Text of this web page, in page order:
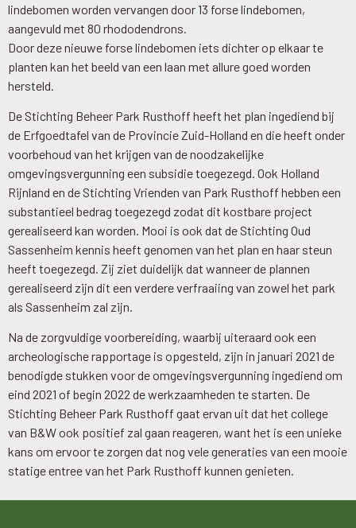
lindebomen worden vervangen door 13 forse lindebomen,
aangevuld met 80 rhododendrons.
Door deze nieuwe forse lindebomen iets dichter op elkaar te
planten kan het beeld van een laan met allure goed worden
hersteld.
De Stichting Beheer Park Rusthoff heeft het plan ingediend bij
de Erfgoedtafel van de Provincie Zuid-Holland en die heeft onder
voorbehoud van het krijgen van de noodzakelijke
omgevingsvergunning een subsidie toegezegd. Ook Holland
Rijnland en de Stichting Vrienden van Park Rusthoff hebben een
substantieel bedrag toegezegd zodat dit kostbare project
gerealiseerd kan worden. Mooi is ook dat de Stichting Oud
Sassenheim kennis heeft genomen van het plan en haar steun
heeft toegezegd. Zij ziet duidelijk dat wanneer de plannen
gerealiseerd zijn dit een verdere verfraaiing van zowel het park
als Sassenheim zal zijn.
Na de zorgvuldige voorbereiding, waarbij uiteraard ook een
archeologische rapportage is opgesteld, zijn in januari 2021 de
benodigde stukken voor de omgevingsvergunning ingediend om
eind 2021 of begin 2022 de werkzaamheden te starten. De
Stichting Beheer Park Rusthoff gaat ervan uit dat het college
van B&W ook positief zal gaan reageren, want het is een unieke
kans om ervoor te zorgen dat nog vele generaties van een mooie
statige entree van het Park Rusthoff kunnen genieten.